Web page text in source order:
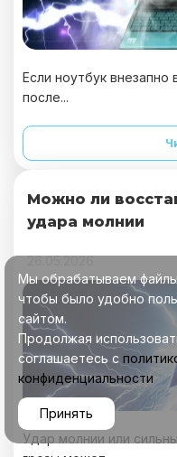
Если ноутбук
после...
Можно ли
удара молнии
26.05.2026
Удар молнии или
Мы обрабатываем
чтобы было удобно
сайтом.
Продолжая
соглашаетесь с
конфиденциальности
Принять